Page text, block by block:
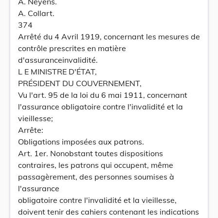
A. Collart.
374
Arrêté du 4 Avril 1919, concernant les mesures de
contrôle prescrites en matière
d'assuranceinvalidité.
L E MINISTRE D'ÉTAT,
PRÉSIDENT DU COUVERNEMENT,
Vu l'art. 95 de la loi du 6 mai 1911, concernant
l'assurance obligatoire contre l'invalidité et la
vieillesse;
Arrête:
Obligations imposées aux patrons.
Art. 1er. Nonobstant toutes dispositions
contraires, les patrons qui occupent, même
passagèrement, des personnes soumises à
l'assurance
obligatoire contre l'invalidité et la vieillesse,
doivent tenir des cahiers contenant les indications